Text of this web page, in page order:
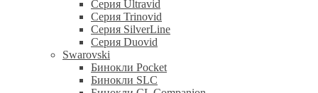
Серия Ultravid
Серия Trinovid
Серия SilverLine
Серия Duovid
Swarovski
Бинокли Pocket
Бинокли SLC